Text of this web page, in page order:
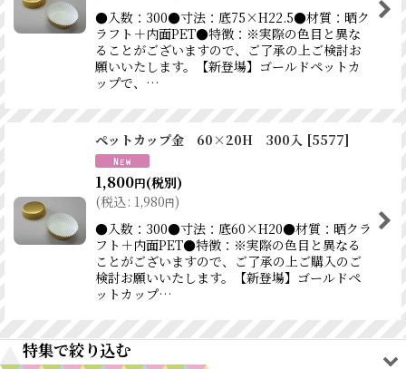
●入数：300●寸法：底75×H22.5●材質：晒ク
ラフト＋内面PET●特徴：※実際の色目と異な
ることがございますので、ご了承の上ご検討お
願いいたします。【新登場】ゴールドペットカ
ップで、…
ペットカップ金 60×20H 300入 [5577]
1,800円(税別)
(税込: 1,980円)
●入数：300●寸法：底60×H20●材質：晒クラ
フト＋内面PET●特徴：※実際の色目と異なる
ことがございますので、ご了承の上ご購入のご
検討お願いいたします。【新登場】ゴールドペ
ットカップ…
特集で絞り込む